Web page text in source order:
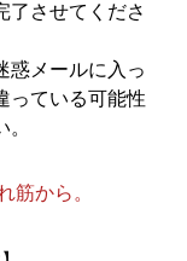
了させてくださ
惑メールに入っ
っている可能性
筋から。